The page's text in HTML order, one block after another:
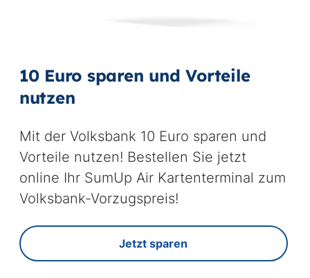
10 Euro sparen und Vorteile
nutzen
Mit der Volksbank 10 Euro sparen und
Vorteile nutzen! Bestellen Sie jetzt
online Ihr SumUp Air Kartenterminal zum
Volksbank-Vorzugspreis!
Jetzt sparen